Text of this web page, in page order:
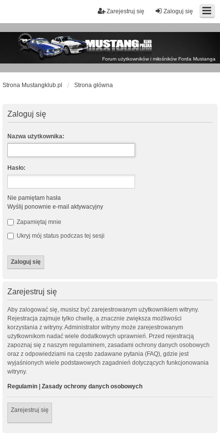
Zaloguj się
Zarejestruj się
Forum użytkowników i miłośników Forda Mustanga
Strona Mustangklub.pl Strona główna
Zaloguj się
Nazwa użytkownika:
Hasło:
Nie pamiętam hasła
Wyślij ponownie e-mail aktywacyjny
Zapamiętaj mnie
Ukryj mój status podczas tej sesji
Zarejestruj się
Aby zalogować się, musisz być zarejestrowanym użytkownikiem witryny.
Rejestracja zajmuje tylko chwilę, a znacznie zwiększa możliwości
korzystania z witryny. Administrator witryny może zarejestrowanym
użytkownikom nadać wiele dodatkowych uprawnień. Przed rejestracją
zapoznaj się z naszym regulaminem, zasadami ochrony danych osobowych
oraz z odpowiedziami na często zadawane pytania (FAQ), gdzie jest
wyjaśnionych wiele podstawowych zagadnień dotyczących funkcjonowania
witryny.
Regulamin | Zasady ochrony danych osobowych
Zarejestruj się